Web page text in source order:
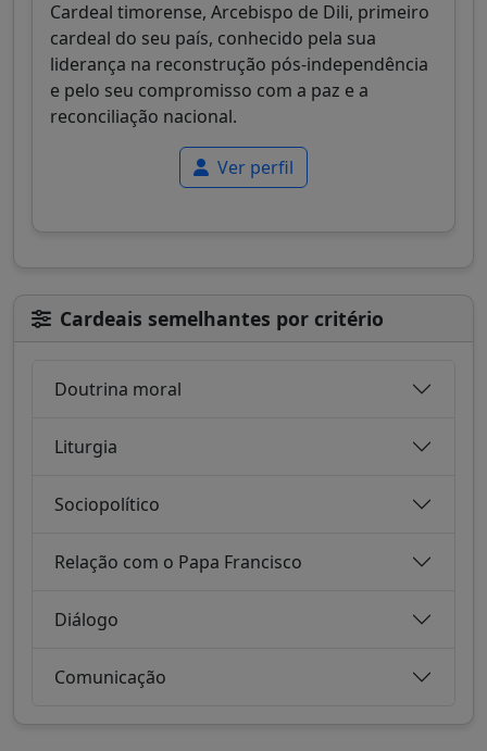
Cardeal timorense, Arcebispo de Dili, primeiro
cardeal do seu país, conhecido pela sua
liderança na reconstrução pós-independência
e pelo seu compromisso com a paz e a
reconciliação nacional.
Ver perfil
Cardeais semelhantes por critério
Doutrina moral
Liturgia
Sociopolítico
Relação com o Papa Francisco
Diálogo
Comunicação